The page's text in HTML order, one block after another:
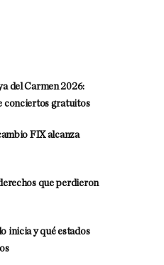
del Carmen 2026:
conciertos gratuitos
FIX alcanza
que perdieron
inicia y qué estados